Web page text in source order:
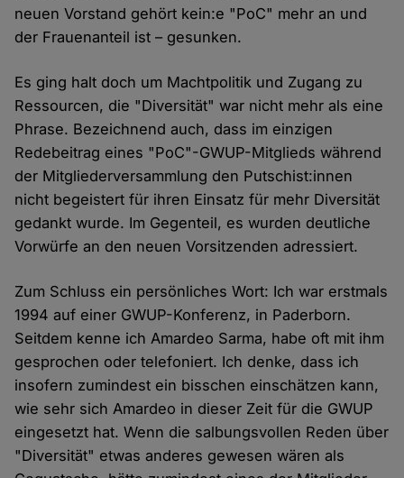
neuen Vorstand gehört kein:e "PoC" mehr an und
der Frauenanteil ist – gesunken.
Es ging halt doch um Machtpolitik und Zugang zu
Ressourcen, die "Diversität" war nicht mehr als eine
Phrase. Bezeichnend auch, dass im einzigen
Redebeitrag eines "PoC"-GWUP-Mitglieds während
der Mitgliederversammlung den Putschist:innen
nicht begeistert für ihren Einsatz für mehr Diversität
gedankt wurde. Im Gegenteil, es wurden deutliche
Vorwürfe an den neuen Vorsitzenden adressiert.
Zum Schluss ein persönliches Wort: Ich war erstmals
1994 auf einer GWUP-Konferenz, in Paderborn.
Seitdem kenne ich Amardeo Sarma, habe oft mit ihm
gesprochen oder telefoniert. Ich denke, dass ich
insofern zumindest ein bisschen einschätzen kann,
wie sehr sich Amardeo in dieser Zeit für die GWUP
eingesetzt hat. Wenn die salbungsvollen Reden über
"Diversität" etwas anderes gewesen wären als